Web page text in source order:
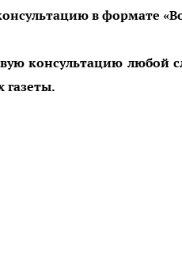
в формате
консультацию любой
газеты.